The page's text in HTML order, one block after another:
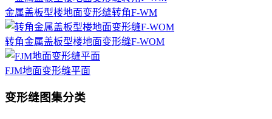
金属盖板型楼地面变形缝转角F-WM
转角金属盖板型楼地面变形缝F-WOM
FJM地面变形缝平面
变形缝图集分类